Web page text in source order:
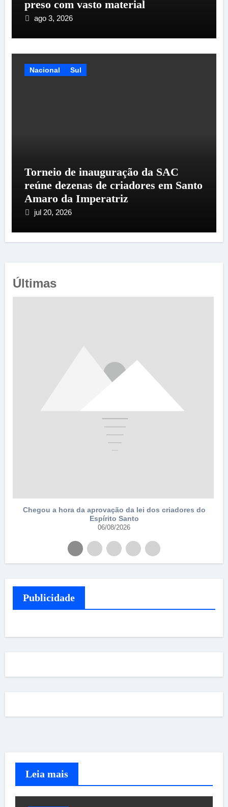
preso com vasto material
ago 3, 2026
Nacional Sul
Torneio de inauguração da SAC
reúne dezenas de criadores em Santo
Amaro da Imperatriz
jul 20, 2026
Últimas
Chegou a hora da aprovação da lei dos criadores do
Espírito Santo
06/08/2026
Publicidade
Leia mais